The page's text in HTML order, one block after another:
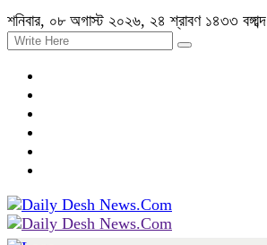
শনিবার, ০৮ অগাস্ট ২০২৬, ২৪ শ্রাবণ ১৪৩৩ বঙ্গাব্দ